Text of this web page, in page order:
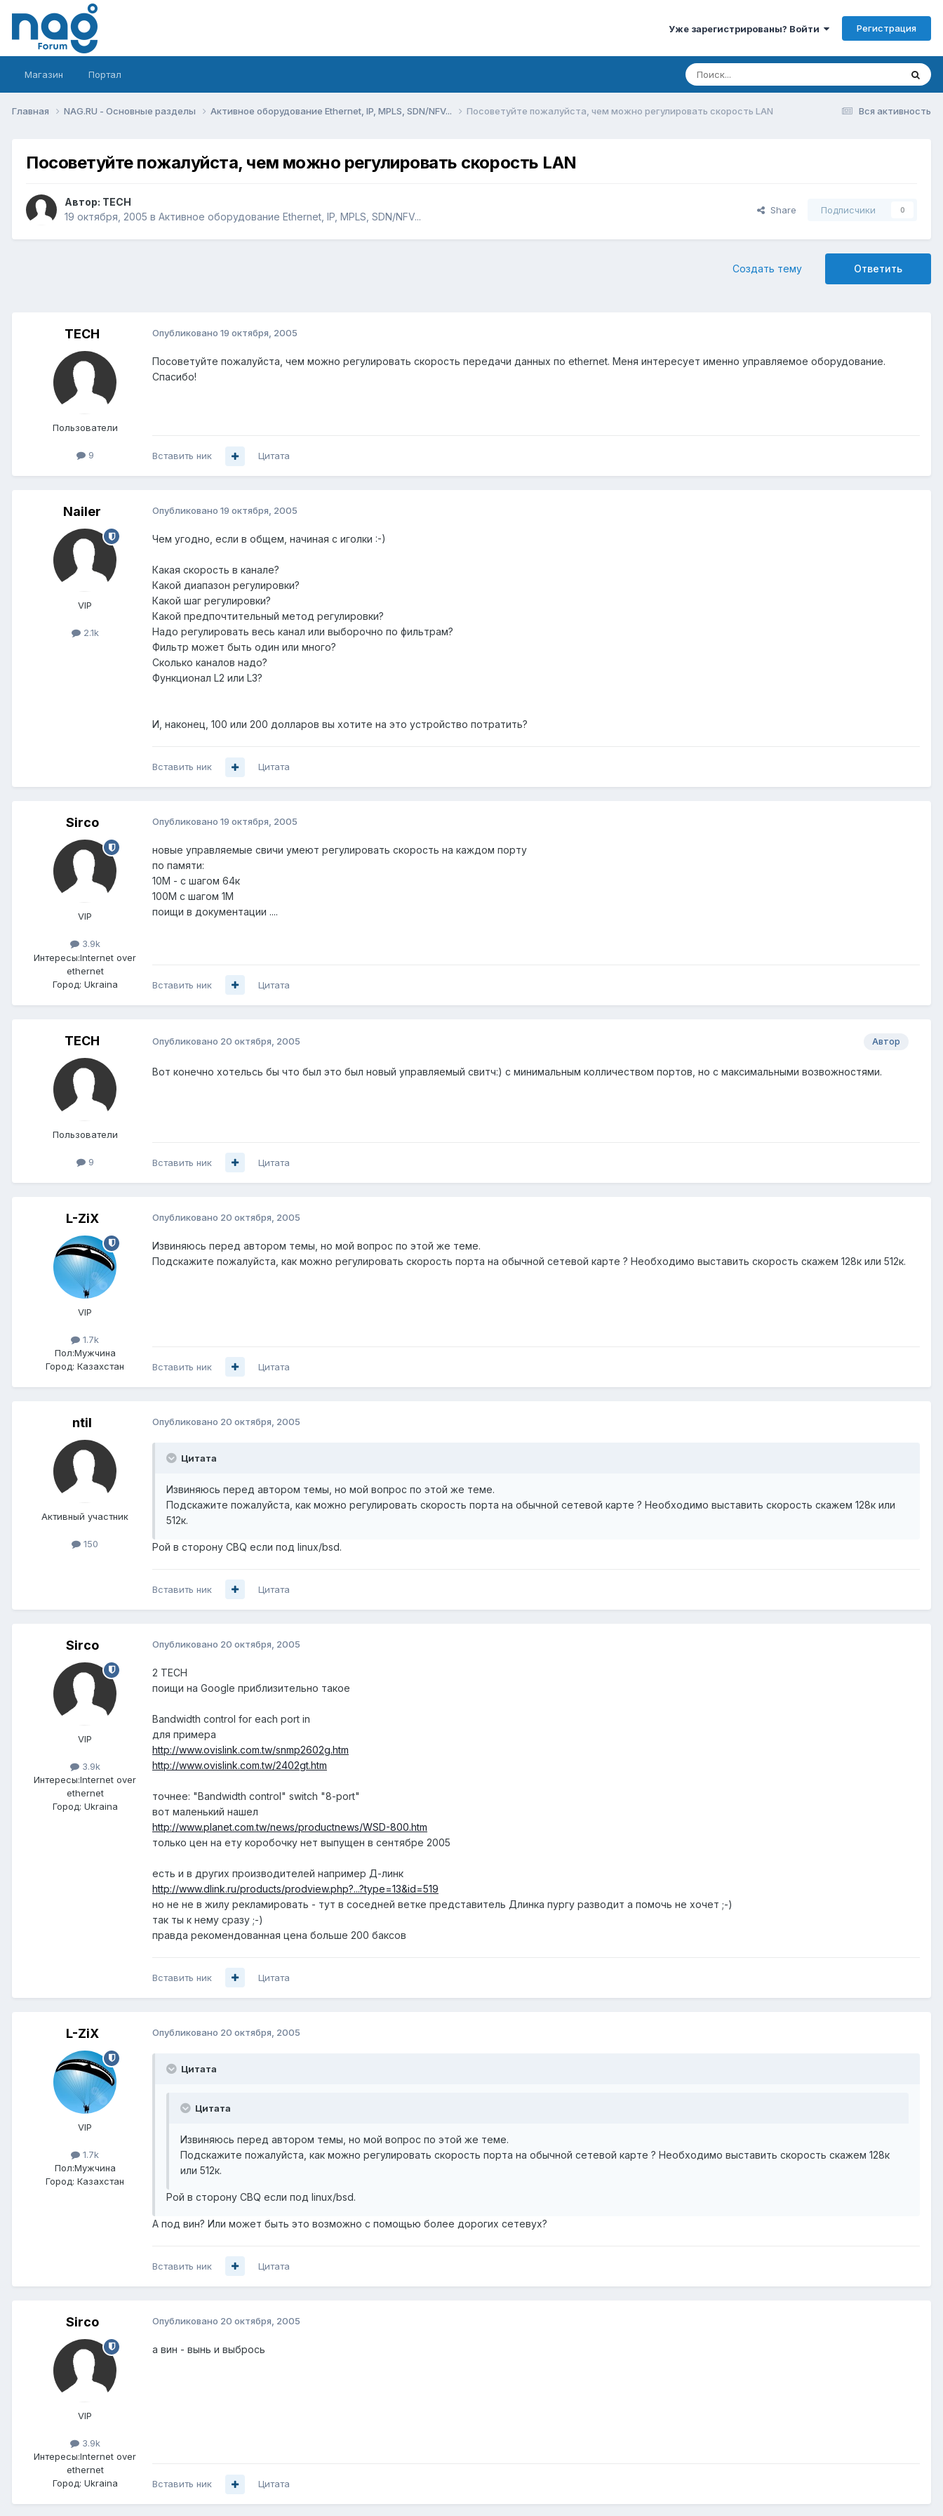
Уже зарегистрированы? Войти Регистрация
Магазин Портал
Вся активность
Главная NAG.RU - Основные разделы Активное оборудование Ethernet, IP, MPLS, SDN/NFV... Посоветуйте пожалуйста, чем можно регулировать скорость LAN
Посоветуйте пожалуйста, чем можно регулировать скорость LAN
Автор: TECH
19 октября, 2005 в Активное оборудование Ethernet, IP, MPLS, SDN/NFV...
Share Подписчики 0
Ответить
Создать тему
TECH
Пользователи
9
Опубликовано 19 октября, 2005
Посоветуйте пожалуйста, чем можно регулировать скорость передачи данных по ethernet. Меня интересует именно управляемое оборудование.
Спасибо!
Вставить ник Цитата
Nailer
VIP
2.1k
Опубликовано 19 октября, 2005
Чем угодно, если в общем, начиная с иголки :-)
Какая скорость в канале?
Какой диапазон регулировки?
Какой шаг регулировки?
Какой предпочтительный метод регулировки?
Надо регулировать весь канал или выборочно по фильтрам?
Фильтр может быть один или много?
Сколько каналов надо?
Функционал L2 или L3?
И, наконец, 100 или 200 долларов вы хотите на это устройство потратить?
Вставить ник Цитата
Sirco
VIP
3.9k
Интересы:Internet over
ethernet
Город: Ukraina
Опубликовано 19 октября, 2005
новые управляемые свичи умеют регулировать скорость на каждом порту
по памяти:
10М - с шагом 64к
100М с шагом 1М
поищи в документации ....
Вставить ник Цитата
TECH
Пользователи
9
Автор
Опубликовано 20 октября, 2005
Вот конечно хотельсь бы что был это был новый управляемый свитч:) с минимальным колличеством портов, но с максимальными возвожностями.
Вставить ник Цитата
L-ZiX
VIP
1.7k
Пол:Мужчина
Город: Казахстан
Опубликовано 20 октября, 2005
Извиняюсь перед автором темы, но мой вопрос по этой же теме.
Подскажите пожалуйста, как можно регулировать скорость порта на обычной сетевой карте ? Необходимо выставить скорость скажем 128к или 512к.
Вставить ник Цитата
ntil
Активный участник
150
Опубликовано 20 октября, 2005
Цитата
Извиняюсь перед автором темы, но мой вопрос по этой же теме.
Подскажите пожалуйста, как можно регулировать скорость порта на обычной сетевой карте ? Необходимо выставить скорость скажем 128к или
512к.
Рой в сторону CBQ если под linux/bsd.
Вставить ник Цитата
Sirco
VIP
3.9k
Интересы:Internet over
ethernet
Город: Ukraina
Опубликовано 20 октября, 2005
2 TECH
поищи на Google приблизительно такое
Bandwidth control for each port in
для примера
http://www.ovislink.com.tw/snmp2602g.htm
http://www.ovislink.com.tw/2402gt.htm
точнее: "Bandwidth control" switch "8-port"
вот маленький нашел
http://www.planet.com.tw/news/productnews/WSD-800.htm
только цен на ету коробочку нет выпущен в сентябре 2005
есть и в других производителей например Д-линк
http://www.dlink.ru/products/prodview.php?...?type=13&id=519
но не не в жилу рекламировать - тут в соседней ветке представитель Длинка пургу разводит а помочь не хочет ;-)
так ты к нему сразу ;-)
правда рекомендованная цена больше 200 баксов
Вставить ник Цитата
L-ZiX
VIP
1.7k
Пол:Мужчина
Город: Казахстан
Опубликовано 20 октября, 2005
Цитата
Цитата
Извиняюсь перед автором темы, но мой вопрос по этой же теме.
Подскажите пожалуйста, как можно регулировать скорость порта на обычной сетевой карте ? Необходимо выставить скорость скажем 128к
или 512к.
Рой в сторону CBQ если под linux/bsd.
А под вин? Или может быть это возможно с помощью более дорогих сетевух?
Вставить ник Цитата
Sirco
VIP
3.9k
Интересы:Internet over
ethernet
Город: Ukraina
Опубликовано 20 октября, 2005
а вин - вынь и выбрось
Вставить ник Цитата